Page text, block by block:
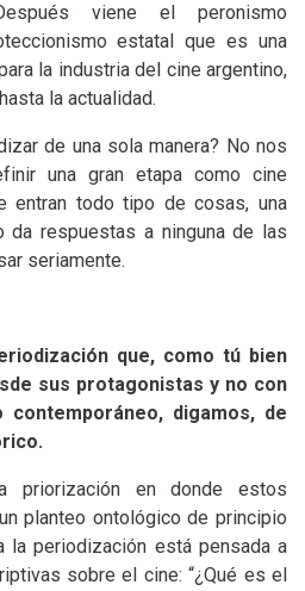
viene el peronismo
estatal que es una
la industria del cine argentino,
la actualidad.
de una sola manera? No nos
una gran etapa como cine
entran todo tipo de cosas, una
da respuestas a ninguna de las
seriamente.
que, como tú bien
sus protagonistas y no con
contemporáneo, digamos, de
priorización en donde estos
planteo ontológico de principio
la periodización está pensada a
sobre el cine: “¿Qué es el